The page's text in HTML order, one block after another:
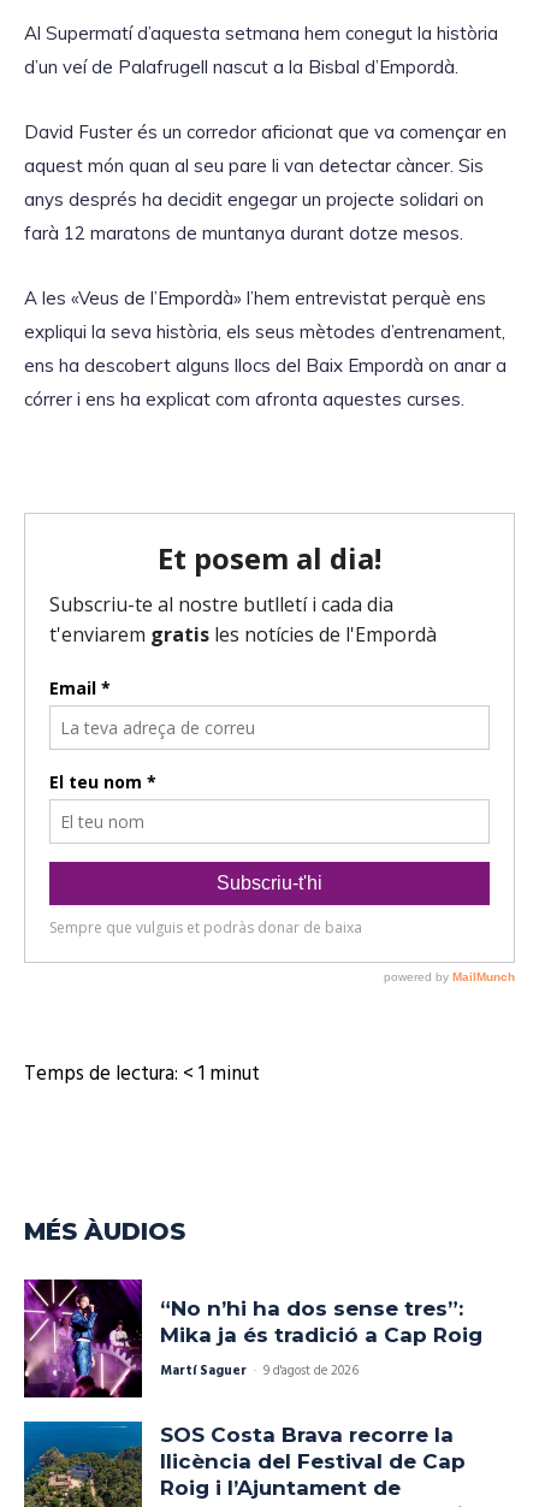
o
d
e
RSS FEED
LINK
EMBED
Al Supermatí d’aquesta setmana hem conegut la història
d’un veí de Palafrugell nascut a la Bisbal d’Empordà.
David Fuster és un corredor aficionat que va començar en
aquest món quan al seu pare li van detectar càncer. Sis
anys després ha decidit engegar un projecte solidari on
farà 12 maratons de muntanya durant dotze mesos.
A les «Veus de l’Empordà» l’hem entrevistat perquè ens
expliqui la seva història, els seus mètodes d’entrenament,
ens ha descobert alguns llocs del Baix Empordà on anar a
córrer i ens ha explicat com afronta aquestes curses.
Temps de lectura: < 1minut
MÉS ÀUDIOS
“No n’hi ha dos sense tres”:
Mika ja és tradició a Cap Roig
Martí Saguer - 9 d'agost de 2026
SOS Costa Brava recorre la
llicència del Festival de Cap
Roig i l’Ajuntament de